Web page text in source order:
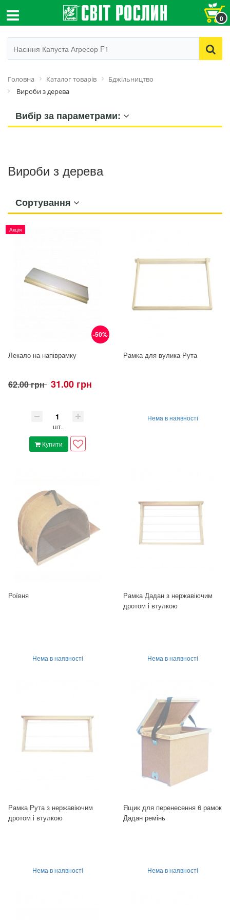
0
Головна Каталог товарів
Бджільництво
Вироби з дерева
Вибір за параметрами:
Вироби з дерева
Сортування
-50%
Акція
Лекало на напіврамку
62.00 грн 31.00 грн
шт.
Купити
Рамка для вулика Рута
Нема в наявності
Роївня
Нема в наявності
Рамка Дадан з нержавіючим
дротом і втулкою
Нема в наявності
Рамка Рута з нержавіючим
дротом і втулкою
Нема в наявності
Ящик для перенесення 6 рамок
Дадан ремінь
Нема в наявності